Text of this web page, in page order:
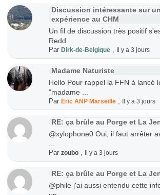
Discussion intéressante sur
expérience au CHM
Un fil de discussion très positif
Redd...
ParDirk-de-Belgique Il y a 3 jours
Madame Naturiste
Hello Pour rappel la FFN à lancé
"madame ...
ParEric ANP Marseille Il y a 3 jours
RE: ça brûle au Porge et La
@xylophone0 Oui, il faut arrêter
Parzoubo Il y a 3 jours
RE: ça brûle au Porge et La
@phile j'ai aussi entendu cette